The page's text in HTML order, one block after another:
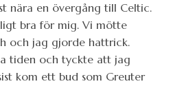
nära en övergång till Celtic.
bra för mig. Vi mötte
och jag gjorde hattrick.
tiden och tyckte att jag
kom ett bud som Greuter